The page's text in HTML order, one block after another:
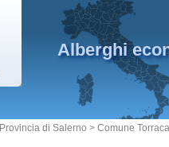
Alberghi
Provincia di Salerno > Comune Torraca